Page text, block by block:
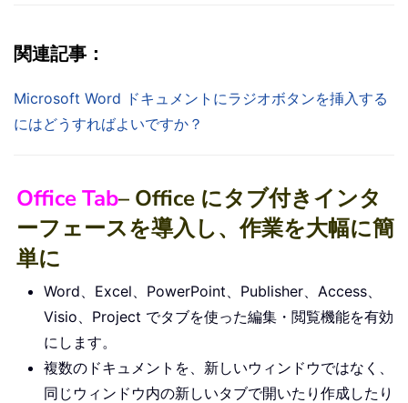
関連記事：
Microsoft Word ドキュメントにラジオボタンを挿入する
にはどうすればよいですか？
Office Tab– Office にタブ付きインタ
ーフェースを導入し、作業を大幅に簡
単に
Word、Excel、PowerPoint、Publisher、Access、
Visio、Project でタブを使った編集・閲覧機能を有効
にします。
複数のドキュメントを、新しいウィンドウではなく、
同じウィンドウ内の新しいタブで開いたり作成したり